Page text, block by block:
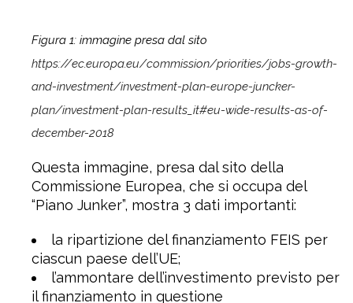
Figura 1: immagine presa dal sito
https://ec.europa.eu/commission/priorities/jobs-growth-
and-investment/investment-plan-europe-juncker-
plan/investment-plan-results_it#eu-wide-results-as-of-
december-2018
Questa immagine, presa dal sito della
Commissione Europea, che si occupa del
“Piano Junker”, mostra 3 dati importanti:
la ripartizione del finanziamento FEIS per
ciascun paese dell’UE;
l’ammontare dell’investimento previsto per
il finanziamento in questione